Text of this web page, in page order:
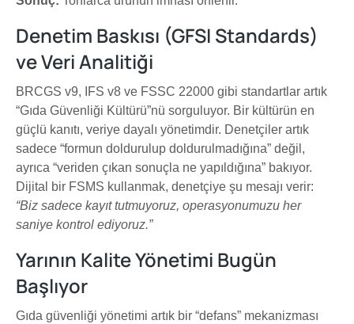
Denetim Baskısı (GFSI Standards)
ve Veri Analitiği
BRCGS v9, IFS v8 ve FSSC 22000 gibi standartlar artık
“Gıda Güvenliği Kültürü”nü sorguluyor. Bir kültürün en
güçlü kanıtı, veriye dayalı yönetimdir. Denetçiler artık
sadece “formun doldurulup doldurulmadığına” değil,
ayrıca “veriden çıkan sonuçla ne yapıldığına” bakıyor.
Dijital bir FSMS kullanmak, denetçiye şu mesajı verir:
“Biz sadece kayıt tutmuyoruz, operasyonumuzu her
saniye kontrol ediyoruz.”
Yarının Kalite Yönetimi Bugün
Başlıyor
Gıda güvenliği yönetimi artık bir “defans” mekanizması